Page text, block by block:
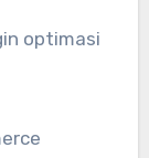
optimasi